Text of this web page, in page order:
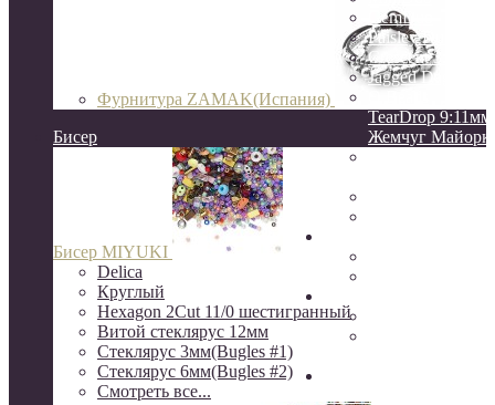
Фурнитура ZAMAK(Испания)
Бисер
Бисер MIYUKI
Delica
Круглый
Hexagon 2Cut 11/0 шестигранный
Витой стеклярус 12мм
Стеклярус 3мм(Bugles #1)
Стеклярус 6мм(Bugles #2)
Смотреть все...
GemDuo
Paisley Duo
Crescent 3:10мм
Jagged Dagger
TearDrop 9:11мм
Жемчуг